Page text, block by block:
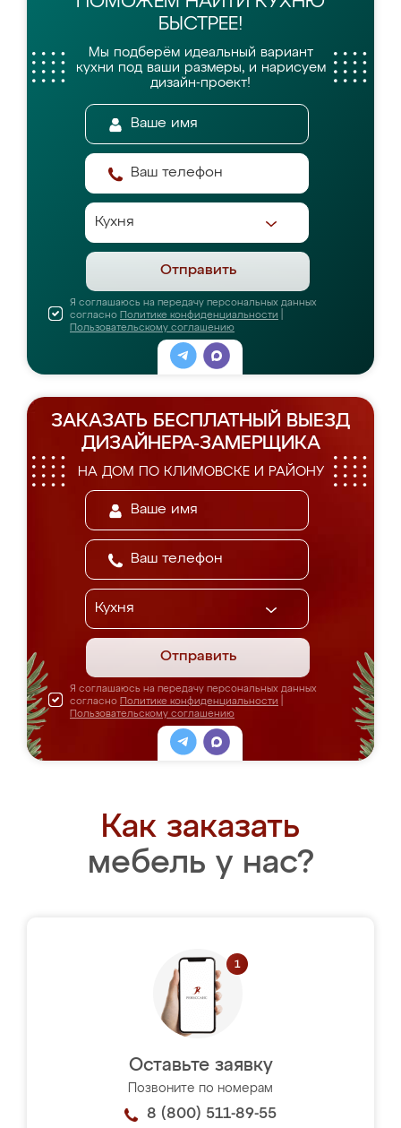
БЫСТРЕЕ!
Мы подберём идеальный вариант
кухни под ваши размеры, и нарисуем
дизайн-проект!
Отправить
Я соглашаюсь на передачу персональных данных
согласно Политике конфиденциальности
Пользовательскому соглашению
ЗАКАЗАТЬ БЕСПЛАТНЫЙ ВЫЕЗД
ДИЗАЙНЕРА-ЗАМЕРЩИКА
НА ДОМ ПО КЛИМОВСКЕ И РАЙОНУ
Отправить
Я соглашаюсь на передачу персональных данных
согласно Политике конфиденциальности
Пользовательскому соглашению
Как заказать
мебель у нас?
Оставьте заявку
Позвоните по номерам
8 (800) 511-89-55